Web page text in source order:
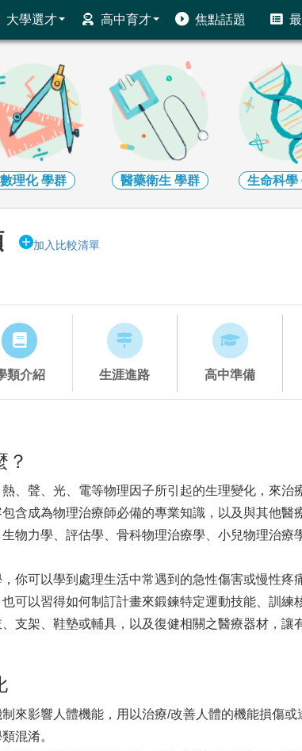
大學選才 高中育才 焦點話題
系統
數理化學群 醫藥衛生 學群 生命科學
加入比較清單
類介紹 生涯進路 高中準備
？
、聲、光、電等物理因子所引起的生理變化，來治
含成為物理治療師必備的專業知識，以及與其他
物力學、評估學、骨科物理治療學、小兒物理治
你可以學到處理生活中常遇到的急性傷害或慢性
可以習得如何制訂計畫來鍛鍊特定運動技能、訓
支架、鞋墊或輔具，以及復健相關之醫療器材，讓
來影響人體機能，用以治療/改善人體的機能損傷或
混淆。